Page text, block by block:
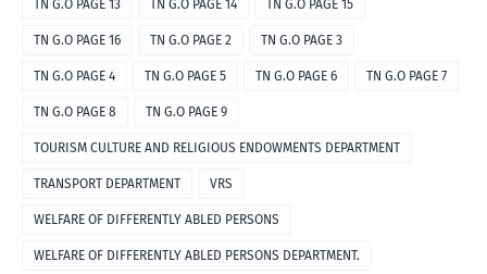
TN G.O PAGE 13 TN G.O PAGE 14 TN G.O PAGE 15
TN G.O PAGE 16 TN G.O PAGE 2 TN G.O PAGE 3
TN G.O PAGE 4 TN G.O PAGE 5 TN G.O PAGE 6 TN G.O PAGE 7
TN G.O PAGE 8 TN G.O PAGE 9
TOURISM CULTURE AND RELIGIOUS ENDOWMENTS DEPARTMENT
TRANSPORT DEPARTMENT VRS
WELFARE OF DIFFERENTLY ABLED PERSONS
WELFARE OF DIFFERENTLY ABLED PERSONS DEPARTMENT.